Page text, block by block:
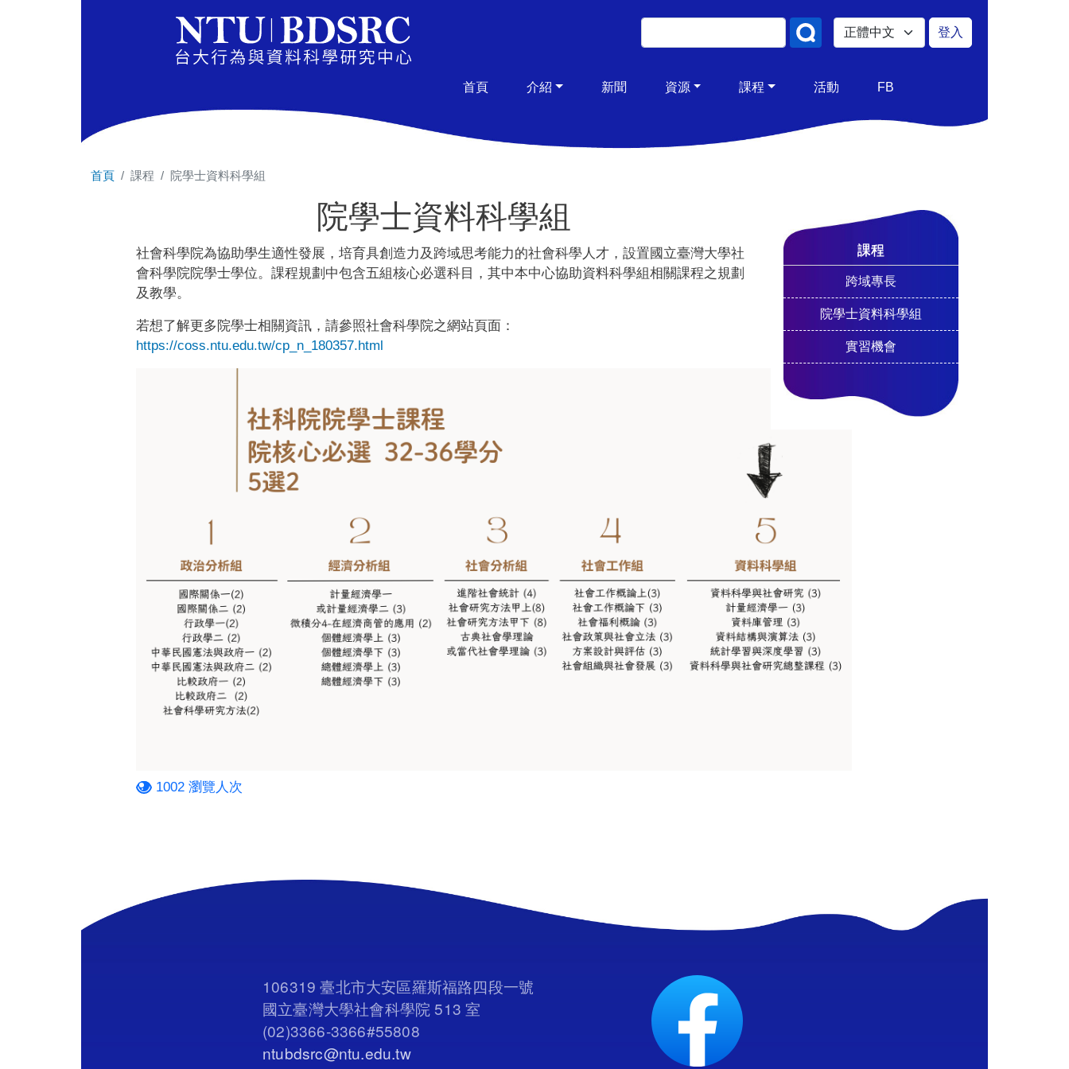
Select your language
使用者帳號
登入
主導覽
首頁 介紹 新聞 資源 課程 活動 FB
首頁 課程 院學士資料科學組
院學士資料科學組
社會科學院為協助學生適性發展，培育具創造力及跨域思考能力的社會科學人才，設置國立臺灣大學社
會科學院院學士學位。課程規劃中包含五組核心必選科目，其中本中心協助資料科學組相關課程之規劃
及教學。
若想了解更多院學士相關資訊，請參照社會科學院之網站頁面：
https://coss.ntu.edu.tw/cp_n_180357.html
1002 瀏覽人次
課程
跨域專長
院學士資料科學組
實習機會
106319 臺北市大安區羅斯福路四段一號
國立臺灣大學社會科學院 513 室
(02)3366-3366#55808
ntubdsrc@ntu.edu.tw